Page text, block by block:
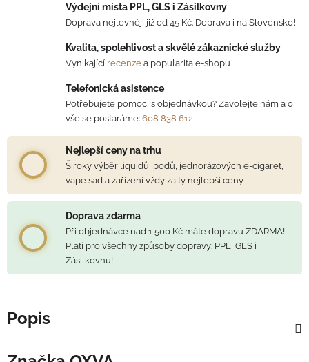
Výdejní místa PPL, GLS i Zásilkovny
Doprava nejlevněji již od 45 Kč. Doprava i na Slovensko!
Kvalita, spolehlivost a skvělé zákaznické služby
Vynikající recenze a popularita e-shopu
Telefonická asistence
Potřebujete pomoci s objednávkou? Zavolejte nám a o
vše se postaráme: 608 838 612
Nejlepší ceny na trhu
Široký výběr liquidů, podů, jednorázových e-cigaret,
vape sad a zařízení vždy za ty nejlepší ceny
Doprava zdarma
Při objednávce nad 1 500 Kč máte dopravu ZDARMA!
Platí pro všechny způsoby dopravy: PPL, GLS i
Zásilkovnu!
Popis